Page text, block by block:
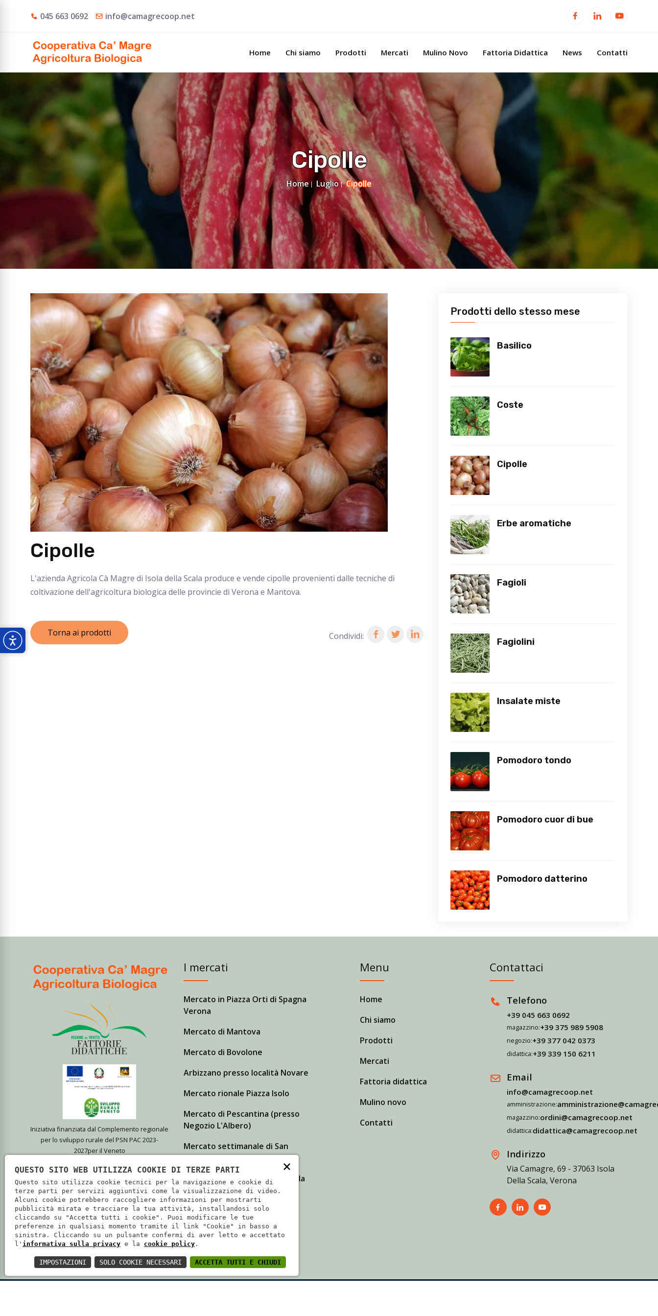
045 663 0692 info@camagrecoop.net
Home Chi siamo Prodotti Mercati Mulino Novo Fattoria Didattica News Contatti
Cipolle
Home Luglio Cipolle
Cipolle
L'azienda Agricola Cà Magre di Isola della Scala produce e vende cipolle provenienti dalle tecniche di
coltivazione dell'agricoltura biologica delle provincie di Verona e Mantova.
Torna ai prodotti Condividi:
Prodotti dello stesso mese
Basilico
Coste
Cipolle
Erbe aromatiche
Fagioli
Fagiolini
Insalate miste
Pomodoro tondo
Pomodoro cuor di bue
Pomodoro datterino
Iniziativa finanziata dal Complemento regionale
per lo sviluppo rurale del PSN PAC 2023-
2027per il Veneto
L'azienda Agricola Biologica Cà
Magre, di Isola della Scala, coltiva
prodotti bio di elevata qualità che
vende presso i propri punti vendita e
i principali mercati di Verona e
Mantova.
I mercati
Mercato in Piazza Orti di Spagna
Verona
Mercato di Mantova
Mercato di Bovolone
Arbizzano presso località Novare
Mercato rionale Piazza Isolo
Mercato di Pescantina (presso
Negozio L'Albero)
Mercato settimanale di San
Giovanni Lupatoto
Punto vendita a Isola della Scala
Menu
Home
Chi siamo
Prodotti
Mercati
Fattoria didattica
Mulino novo
Contatti
Contattaci
Telefono
+39 045 663 0692
magazzino:+39 375 989 5908
negozio:+39 377 042 0373
didattica:+39 339 150 6211
Email
info@camagrecoop.net
amministrazione:
magazzino:ordini@camagrecoop.net
didattica:didattica@camagrecoop.net
Indirizzo
Via Camagre, 69 - 37063 Isola
Della Scala, Verona
×
QUESTO SITO WEB UTILIZZA COOKIE DI TERZE PARTI
Questo sito utilizza cookie tecnici per la navigazione e cookie di
terze parti per servizi aggiuntivi come la visualizzazione di video.
Alcuni cookie potrebbero raccogliere informazioni per mostrarti
pubblicità mirata e tracciare la tua attività, installandosi solo
cliccando su "Accetta tutti i cookie". Puoi modificare le tue
preferenze in qualsiasi momento tramite il link "Cookie" in basso a
sinistra. Cliccando su un pulsante confermi di aver letto e accettato
l' informativa sulla privacy e la cookie policy .
ACCETTA TUTTI E CHIUDI
SOLO COOKIE NECESSARI
IMPOSTAZIONI